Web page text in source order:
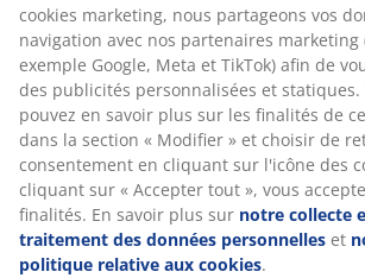
cookies marketing, nous partageons vos
navigation avec nos partenaires marketing
exemple Google, Meta et TikTok) afin de
des publicités personnalisées et statiques.
pouvez en savoir plus sur les finalités de
dans la section « Modifier » et choisir de
consentement en cliquant sur l'icône des
cliquant sur « Accepter tout », vous
finalités. En savoir plus sur notre collecte
traitement des données personnelles et
politique relative aux cookies.